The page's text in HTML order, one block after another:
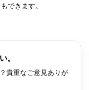
できます。
。
貴重なご意見ありが